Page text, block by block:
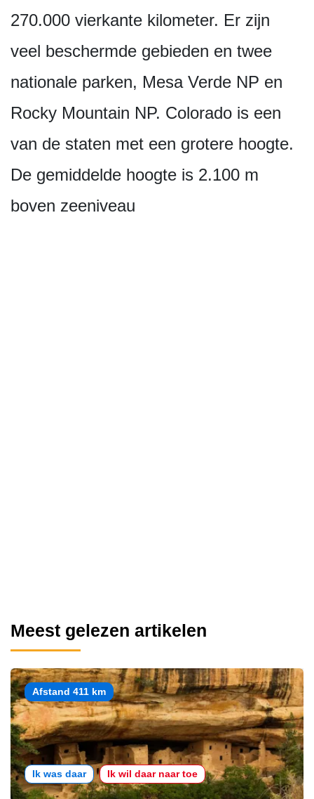
270.000 vierkante kilometer. Er zijn
veel beschermde gebieden en twee
nationale parken, Mesa Verde NP en
Rocky Mountain NP. Colorado is een
van de staten met een grotere hoogte.
De gemiddelde hoogte is 2.100 m
boven zeeniveau
Meest gelezen artikelen
Afstand 411 km
Ik was daar Ik wil daar naar toe